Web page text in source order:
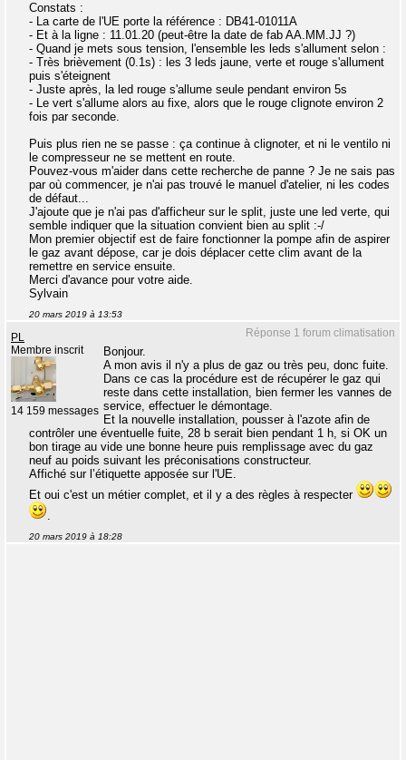
Constats :
- La carte de l'UE porte la référence : DB41-01011A
- Et à la ligne : 11.01.20 (peut-être la date de fab AA.MM.JJ ?)
- Quand je mets sous tension, l'ensemble les leds s'allument selon :
- Très brièvement (0.1s) : les 3 leds jaune, verte et rouge s'allument
puis s'éteignent
- Juste après, la led rouge s'allume seule pendant environ 5s
- Le vert s'allume alors au fixe, alors que le rouge clignote environ 2
fois par seconde.
Puis plus rien ne se passe : ça continue à clignoter, et ni le ventilo ni
le compresseur ne se mettent en route.
Pouvez-vous m'aider dans cette recherche de panne ? Je ne sais pas
par où commencer, je n'ai pas trouvé le manuel d'atelier, ni les codes
de défaut...
J'ajoute que je n'ai pas d'afficheur sur le split, juste une led verte, qui
semble indiquer que la situation convient bien au split :-/
Mon premier objectif est de faire fonctionner la pompe afin de aspirer
le gaz avant dépose, car je dois déplacer cette clim avant de la
remettre en service ensuite.
Merci d'avance pour votre aide.
Sylvain
20 mars 2019 à 13:53
Réponse 1 forum climatisation
PL
Membre inscrit
14 159 messages
Bonjour.
A mon avis il n'y a plus de gaz ou très peu, donc fuite.
Dans ce cas la procédure est de récupérer le gaz qui
reste dans cette installation, bien fermer les vannes de
service, effectuer le démontage.
Et la nouvelle installation, pousser à l'azote afin de
contrôler une éventuelle fuite, 28 b serait bien pendant 1 h, si OK un
bon tirage au vide une bonne heure puis remplissage avec du gaz
neuf au poids suivant les préconisations constructeur.
Affiché sur l’étiquette apposée sur l'UE.
Et oui c'est un métier complet, et il y a des règles à respecter
.
20 mars 2019 à 18:28